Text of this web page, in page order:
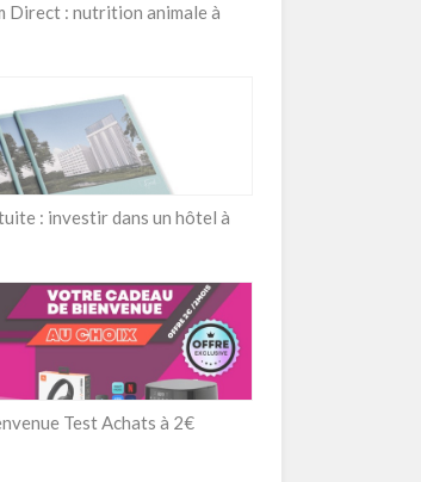
Direct : nutrition animale à
: investir dans un hôtel à
Test Achats à 2€